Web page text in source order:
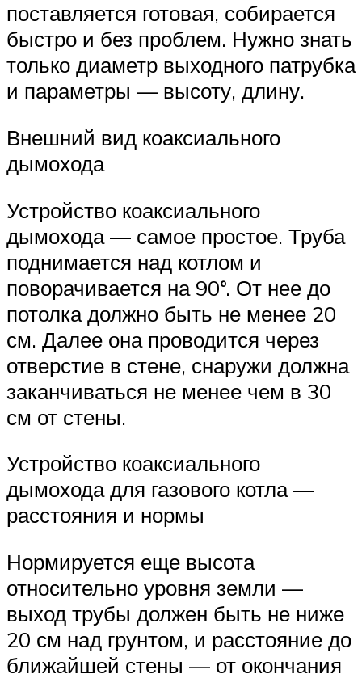
поставляется готовая, собирается
быстро и без проблем. Нужно знать
только диаметр выходного патрубка
и параметры — высоту, длину.
Внешний вид коаксиального
дымохода
Устройство коаксиального
дымохода — самое простое. Труба
поднимается над котлом и
поворачивается на 90°. От нее до
потолка должно быть не менее 20
см. Далее она проводится через
отверстие в стене, снаружи должна
заканчиваться не менее чем в 30
см от стены.
Устройство коаксиального
дымохода для газового котла —
расстояния и нормы
Нормируется еще высота
относительно уровня земли —
выход трубы должен быть не ниже
20 см над грунтом, и расстояние до
ближайшей стены — от окончания